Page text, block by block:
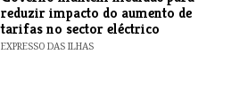
reduzir impacto do aumento de
tarifas no sector eléctrico
EXPRESSO DAS ILHAS